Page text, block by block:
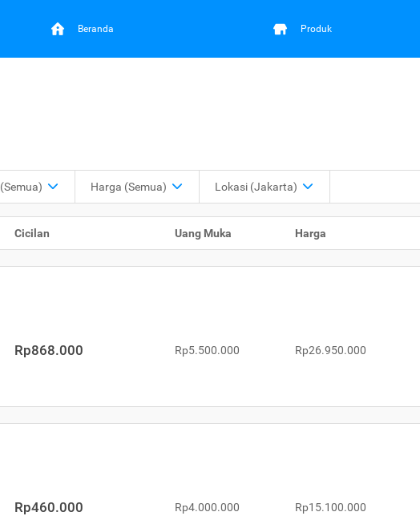
Beranda Produk
(Semua) Harga (Semua) Lokasi (Jakarta)
Cicilan Uang Muka Harga
Rp868.000 Rp5.500.000 Rp26.950.000
Rp460.000 Rp4.000.000 Rp15.100.000